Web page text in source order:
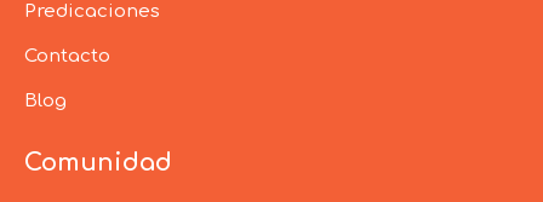
Predicaciones
Contacto
Blog
Comunidad